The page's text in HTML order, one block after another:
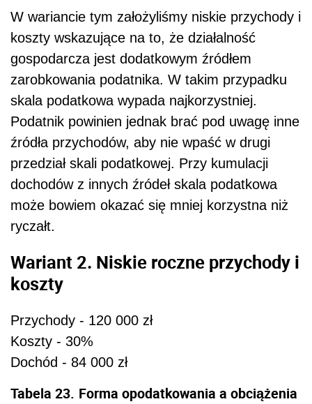
W wariancie tym założyliśmy niskie przychody i
koszty wskazujące na to, że działalność
gospodarcza jest dodatkowym źródłem
zarobkowania podatnika. W takim przypadku
skala podatkowa wypada najkorzystniej.
Podatnik powinien jednak brać pod uwagę inne
źródła przychodów, aby nie wpaść w drugi
przedział skali podatkowej. Przy kumulacji
dochodów z innych źródeł skala podatkowa
może bowiem okazać się mniej korzystna niż
ryczałt.
Wariant 2. Niskie roczne przychody i
koszty
Przychody - 120 000 zł
Koszty - 30%
Dochód - 84 000 zł
Tabela 23. Forma opodatkowania a obciążenia